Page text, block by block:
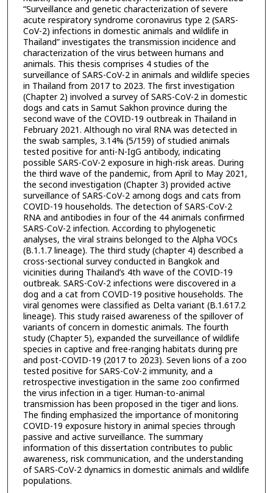
“Surveillance and genetic characterization of severe
acute respiratory syndrome coronavirus type 2 (SARS-
CoV-2) infections in domestic animals and wildlife in
Thailand” investigates the transmission incidence and
characterization of the virus between humans and
animals. This thesis comprises 4 studies of the
surveillance of SARS-CoV-2 in animals and wildlife species
in Thailand from 2017 to 2023. The first investigation
(Chapter 2) involved a survey of SARS-CoV-2 in domestic
dogs and cats in Samut Sakhon province during the
second wave of the COVID-19 outbreak in Thailand in
February 2021. Although no viral RNA was detected in
the swab samples, 3.14% (5/159) of studied animals
tested positive for anti-N-IgG antibody, indicating
possible SARS-CoV-2 exposure in high-risk areas. During
the third wave of the pandemic, from April to May 2021,
the second investigation (Chapter 3) provided active
surveillance of SARS-CoV-2 among dogs and cats from
COVID-19 households. The detection of SARS-CoV-2
RNA and antibodies in four of the 44 animals confirmed
SARS-CoV-2 infection. According to phylogenetic
analyses, the viral strains belonged to the Alpha VOCs
(B.1.1.7 lineage). The third study (chapter 4) described a
cross-sectional survey conducted in Bangkok and
vicinities during Thailand’s 4th wave of the COVID-19
outbreak. SARS-CoV-2 infections were discovered in a
dog and a cat from COVID-19 positive households. The
viral genomes were classified as Delta variant (B.1.617.2
lineage). This study raised awareness of the spillover of
variants of concern in domestic animals. The fourth
study (Chapter 5), expanded the surveillance of wildlife
species in captive and free-ranging habitats during pre
and post-COVID-19 (2017 to 2023). Seven lions of a zoo
tested positive for SARS-CoV-2 immunity, and a
retrospective investigation in the same zoo confirmed
the virus infection in a tiger. Human-to-animal
transmission has been proposed in the tiger and lions.
The finding emphasized the importance of monitoring
COVID-19 exposure history in animal species through
passive and active surveillance. The summary
information of this dissertation contributes to public
awareness, risk communication, and the understanding
of SARS-CoV-2 dynamics in domestic animals and wildlife
populations.